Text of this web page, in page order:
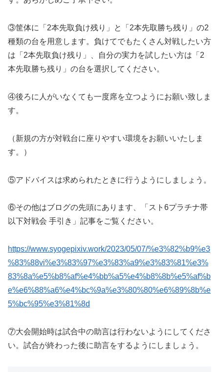
③筐体に「2本先取負け残り」と「2本先取勝ち残り」の2
種類の台を用意します。負けてでもたくさん対戦したい方
は「2本先取負け残り」、自分の実力を試したい方は「2
本先取勝ち残り」の台を選択してください。
④後ろに人がいなくても一度席を立つようにお願い致しま
す。
（新規の方が対戦台に座りやすい環境をお願いいたしま
す。）
⑤アドバイスは求められたときに行うようにしましょう。
⑥その他はブログの先頭にあります、「スト6プラチナ帯
以下対戦会 手引き」記事をご覧ください。
https://www.syogepixiv.work/2023/05/07/%e3%82%b9%e3
%83%88vi%e3%83%97%e3%83%a9%e3%83%81%e3%
83%8a%e5%b8%af%e4%bb%a5%e4%b8%8b%e5%af%b
e%e6%88%a6%e4%bc%9a%e3%80%80%e6%89%8b%e
5%bc%95%e3%81%8d
⑦大会開始時は試合中の助言は行わないようにしてくださ
い。試合が終わった後に助言をするようにしましょう。